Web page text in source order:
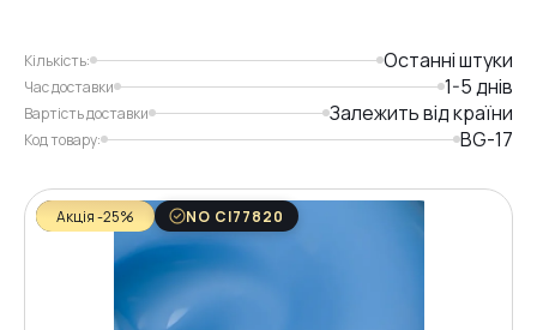
Кількість: Останні штуки
Час доставки 1-5 днів
Вартість доставки Залежить від країни
Код товару: BG-17
Акція -25% NO CI77820